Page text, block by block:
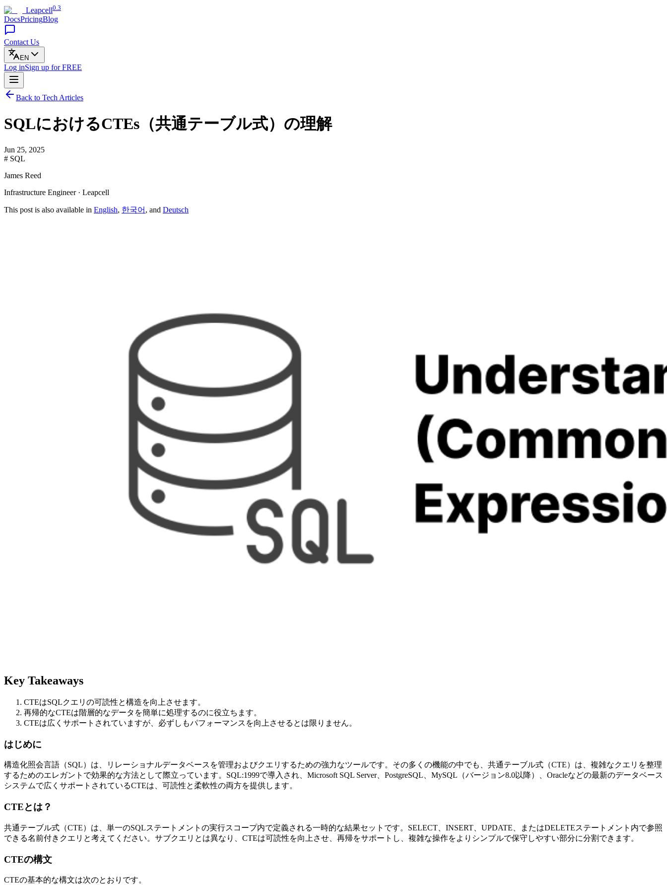
Leapcell0.3
DocsPricingBlog
Contact Us
EN
Log inSign up for FREE
Back to Tech Articles
SQLにおけるCTEs（共通テーブル式）の理解
Jun 25, 2025
# SQL
James Reed
Infrastructure Engineer · Leapcell
This post is also available in English, 한국어 , and Deutsch
Key Takeaways
CTEはSQLクエリの可読性と構造を向上させます。
再帰的なCTEは階層的なデータを簡単に処理するのに役立ちます。
CTEは広くサポートされていますが、必ずしもパフォーマンスを向上させるとは限りません。
はじめに
構造化照会言語（SQL）は、リレーショナルデータベースを管理およびクエリするための強力なツールです。その多くの機能の中でも、共通テーブル式（CTE）は、複雑なクエリを整理
するためのエレガントで効果的な方法として際立っています。SQL:1999で導入され、Microsoft SQL Server、PostgreSQL、MySQL（バージョン8.0以降）、Oracleなどの最新のデータベース
システムで広くサポートされているCTEは、可読性と柔軟性の両方を提供します。
CTEとは？
共通テーブル式（CTE）は、単一のSQLステートメントの実行スコープ内で定義される一時的な結果セットです。SELECT、INSERT、UPDATE、またはDELETEステートメント内で参照
できる名前付きクエリと考えてください。サブクエリとは異なり、CTEは可読性を向上させ、再帰をサポートし、複雑な操作をよりシンプルで保守しやすい部分に分割できます。
CTEの構文
CTEの基本的な構文は次のとおりです。